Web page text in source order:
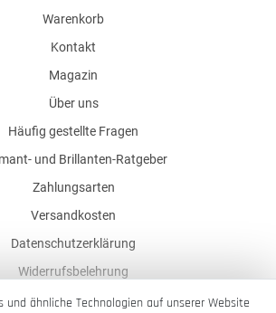
Warenkorb
Kontakt
Magazin
Über uns
Häufig gestellte Fragen
und Brillanten-Ratgeber
Zahlungsarten
Versandkosten
Datenschutzerklärung
Widerrufsbelehrung
AGB
und ähnliche Technologien auf unserer Website